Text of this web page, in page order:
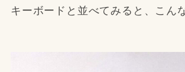
キーボードと並べてみると、こん